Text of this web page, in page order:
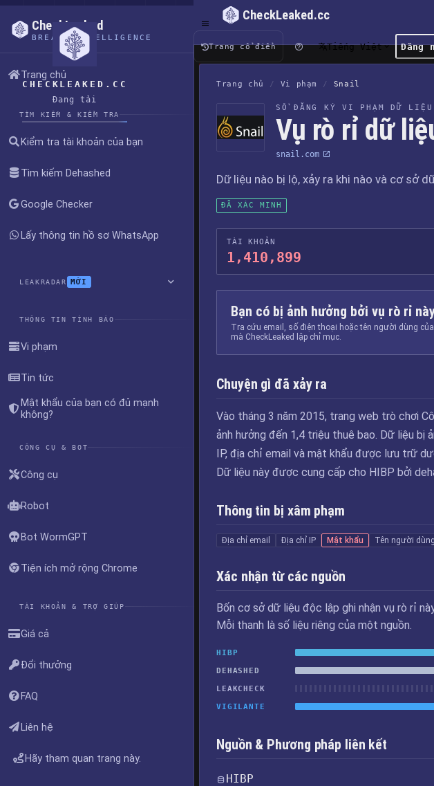
CHECKLEAKED.CC
Đang tải
CheckLeaked
BREACH INTELLIGENCE
Trang chủ
TÌM KIẾM & KIỂM TRA
Kiểm tra tài khoản của bạn
Tìm kiếm Dehashed
Google Checker
Lấy thông tin hồ sơ WhatsApp
LEAKRADAR MỚI
THÔNG TIN TÌNH BÁO
Vi phạm
Tin tức
Mật khẩu của bạn có đủ mạnh
không?
CÔNG CỤ & BOT
Công cụ
Robot
Bot WormGPT
Tiện ích mở rộng Chrome
TÀI KHOẢN & TRỢ GIÚP
Giá cả
Đổi thưởng
FAQ
Liên hệ
Hãy tham quan trang này.
CheckLeaked.cc
Trang cổ điển Tiếng Việt Đăng
Trang chủ / Vi phạm / Snail
SỔ ĐĂNG KÝ VI PHẠM DỮ LIỆU
Vụ rò rỉ dữ
snail.com
Dữ liệu nào bị lộ, xảy ra khi nào và cơ sở
ĐÃ XÁC MINH
TÀI KHOẢN
1,410,899
Bạn có bị ảnh hưởng bởi vụ rò rỉ
Tra cứu email, số điện thoại hoặc tên người dùng
mà CheckLeaked lập chỉ mục.
Chuyện gì đã xảy ra
Vào tháng 3 năm 2015, trang web trò chơi
ảnh hưởng đến 1,4 triệu thuê bao. Dữ liệu bị
IP, địa chỉ email và mật khẩu được lưu trữ
Dữ liệu này được cung cấp cho HIBP bởi
Thông tin bị xâm phạm
Địa chỉ email Địa chỉ IP Mật khẩu Tên người dùng
Xác nhận từ các nguồn
Bốn cơ sở dữ liệu độc lập ghi nhận vụ rò rỉ
Mỗi thanh là số liệu riêng của một nguồn.
HIBP
DEHASHED
LEAKCHECK
VIGILANTE
Nguồn & Phương pháp liên kết
HIBP